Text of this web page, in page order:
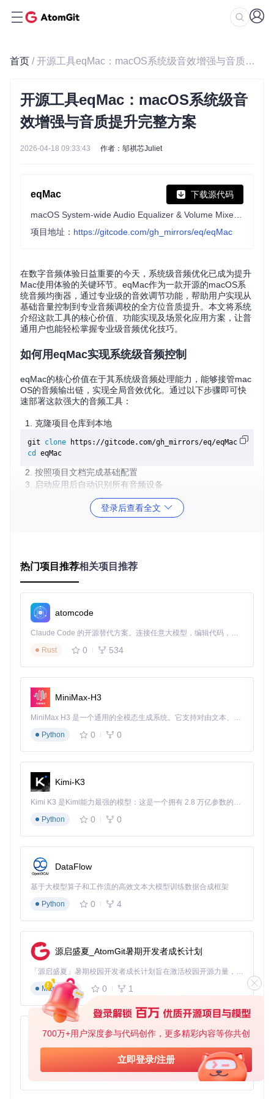
700万+用户深度参与代码创作，更多精彩内容等你共创
立即登录/注册
首页 / 开源工具eqMac：macOS系统级音效增强与音质提升完整方案
开源工具eqMac：macOS系统级音
效增强与音质提升完整方案
2026-04-18 09:33:43 作者：邬祺芯Juliet
eqMac 下载源代码
项目地址： https://gitcode.com/gh_mirrors/eq/eqMac
在数字音频体验日益重要的今天，系统级音频优化已成为提升
Mac使用体验的关键环节。eqMac作为一款开源的macOS系
统音频均衡器，通过专业级的音效调节功能，帮助用户实现从
基础音量控制到专业音频调校的全方位音质提升。本文将系统
介绍这款工具的核心价值、功能实现及场景化应用方案，让普
通用户也能轻松掌握专业级音频优化技巧。
如何用eqMac实现系统级音频控制
eqMac的核心价值在于其系统级音频处理能力，能够接管mac
OS的音频输出链，实现全局音效优化。通过以下步骤即可快
速部署这款强大的音频工具：
克隆项目仓库到本地
git clone
cd
按照项目文档完成基础配置
启动应用后自动识别所有音频设备
eqMac主界面展示完整的系统级音频控制功能，包括音量调
全设备支持
低延迟处理：专业音频引擎确保实时音效调节无延迟
轻量化设计：后台运行不占用系统资源，不影响续航
如何用多应用混音功能实现个性化音频管理
在多任务处理时，不同应用的音频相互干扰是常见问题。eqM
ac的应用混音功能通过独立音量控制解决了这一痛点，让用户
可以为每个应用设置专属音量配置。
应用混音功能界面展示多应用独立音量控制和音效调节，实现
个性化音频管理
场景化应用方案
视频会议场景
：提高通讯软件音量同时降低背景音乐应用
休闲娱乐场景：游戏音效与聊天软件音量独立控制
操作要点
点击应用图标即可单独调节对应程序音量
使用"Save Volumes"功能保存不同场景的音量配置
通过拖拽快速调整应用音量比例，实现音频平衡
如何用专业均衡器打造定制化音效
eqMac提供三级均衡器模式，从基础调节到专家级参数控制，
满足不同用户的音效定制需求。专家模式下的31段均衡器和实
时频谱分析功能，让用户能够精确调整音频曲线。
专家级均衡器界面展示精准频段控制和实时频谱分析，实现专
低频增强区（30-150Hz）：强化低音表现，适合电子音乐
人声优化区
（250Hz-2kHz）：提升语音清晰度，适合播客
和有声书
细节增强区（5kHz-16kHz）：增加高频细节，适合古典乐
器和现场录音
调节技巧
先使用自动均衡功能获取设备基准曲线
每次调整限制在1-2个频段，避免过度调节
如何通过场景化方案实现音效优化
针对不同使用场景，eqMac提供了针对性的音效优化方案，通
登录后查看全文
热门项目推荐相关项目推荐
atomcode
Claude Code 的开源替代方案。连接任意大模型，编辑代码，运行命令，自动验证 — 全自动执行。用 Rust 构建，极致性能。 ｜ An open-source alternative to Claude Code. Connect any LLM, edit code, run commands, and verify changes — autonomously. Built in Rust for speed. Get Started
Rust
0 534
MiniMax-H3
MiniMax H3 是一个通用的全模态生成系统。它支持对由文本、图像、视频和音频组成的多模态上下文进行统一理解，并能生成分辨率高达 2K、时长可达 15 秒的带原生立体声音频的视频。得益于面向任务泛化的系统设计，H3 在预训练阶段就已具备广泛的多模态上下文理解与生成能力，能够出色地执行复杂的多模态指令。
Python
0 0
Kimi-K3
Kimi K3 是Kimi能力最强的模型：这是一个拥有 2.8 万亿参数的混合专家（MoE）模型，具备原生视觉理解能力，并支持 100 万 token 的上下文窗口。
Python
0 0
DataFlow
基于大模型算子和工作流的高效文本大模型训练数据合成框架
Python
0 4
源启盛夏_AtomGit暑期开发者成长计划
「源启盛夏」暑期校园开发者成长计划旨在激活校园开源力量，通过积分激励、认证扶持、资源倾斜等形式，引导高校组织和开发者完成「入驻 — 建项目 — 做贡献 — 获认证 — 得资源」的完整闭环。无论你是想带领社团入驻平台的组织者，还是希望用代码贡献证明自己的开发者，都能在这里找到属于你的成长路径。
Markdown
0 1
py-xiaozhi
基于Python的Xiaozhi AI，适用于想要完整Xiaozhi体验而无需拥有专用硬件的用户。
Python
0 1